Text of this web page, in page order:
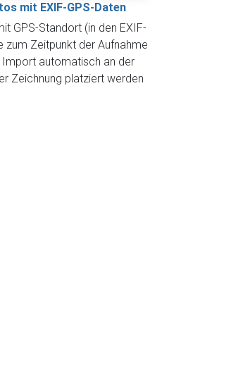
mit EXIF-GPS-Daten
GPS-Standort (in den EXIF-
zum Zeitpunkt der Aufnahme
automatisch an der
Zeichnung platziert werden